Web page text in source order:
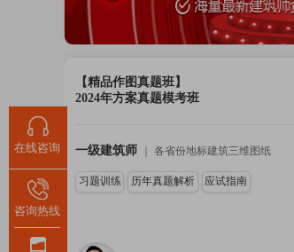
【精品作图真题班】
2024年方案真题模考班
一级建筑师 ｜各省份地标建筑三维图纸
习题训练 历年真题解析 应试指南
在线咨询
咨询热线